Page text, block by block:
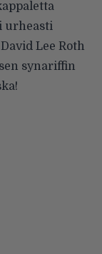
urheasti
Lee Roth
synariffin